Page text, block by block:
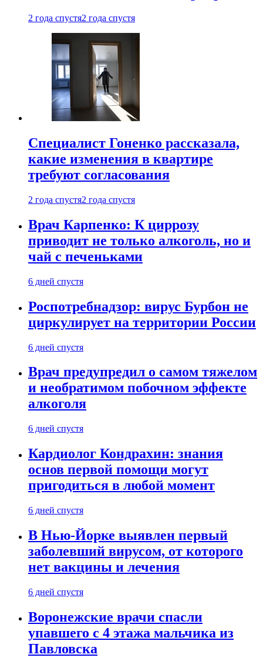
2 года спустя2 года спустя
Специалист Гоненко рассказала,
какие изменения в квартире
требуют согласования
2 года спустя2 года спустя
Врач Карпенко: К циррозу
приводит не только алкоголь, но и
чай с печеньками
6 дней спустя
Роспотребнадзор: вирус Бурбон не
циркулирует на территории России
6 дней спустя
Врач предупредил о самом тяжелом
и необратимом побочном эффекте
алкоголя
6 дней спустя
Кардиолог Кондрахин: знания
основ первой помощи могут
пригодиться в любой момент
6 дней спустя
В Нью-Йорке выявлен первый
заболевший вирусом, от которого
нет вакцины и лечения
6 дней спустя
Воронежские врачи спасли
упавшего с 4 этажа мальчика из
Павловска